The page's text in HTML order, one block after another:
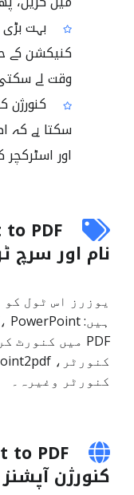
بہت بڑی
کنیکشن کے
وقت لے
کنورژن
اور
نام اور سرچ
یوزرز اس ٹول
کنورٹر وغیرہ۔
کنورژن